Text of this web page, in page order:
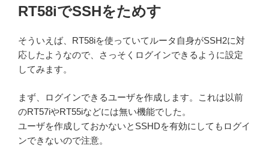
稿
日:
RT58iでSSHをためす
そういえば、RT58iを使っていてルータ自身がSSH2に対
応したようなので、さっそくログインできるように設定
してみます。
まず、ログインできるユーザを作成します。これは以前
のRT57iやRT55iなどには無い機能でした。
ユーザを作成しておかないとSSHDを有効にしてもログイ
ンできないので注意。